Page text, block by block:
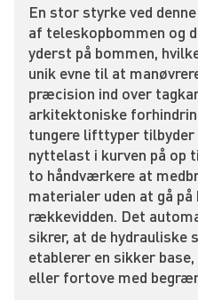
En stor styrke ved
af teleskopbommen og
yderst på bommen,
unik evne til at
præcision ind over
arkitektoniske
tungere lifttyper tilbyder
nyttelast i kurven på op
to håndværkere at
materialer uden at gå
rækkevidden. Det
sikrer, at de hydrauliske
etablerer en sikker
eller fortove med